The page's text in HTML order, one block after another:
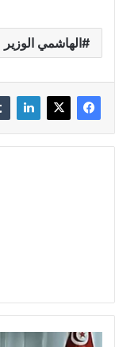
الهاشمي الوزير